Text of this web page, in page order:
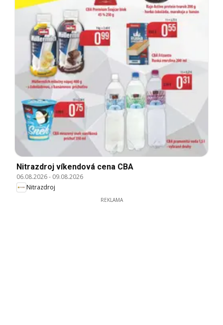
Nitrazdroj víkendová cena CBA
06.08.2026- 09.08.2026
Nitrazdroj
REKLAMA